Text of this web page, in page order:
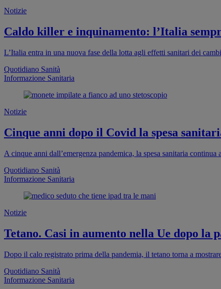
Notizie
Caldo killer e inquinamento: l’Italia
L’Italia entra in una nuova fase della lotta agli effetti sanitari dei
Quotidiano Sanità
Informazione Sanitaria
Notizie
Cinque anni dopo il Covid la spesa
A cinque anni dall’emergenza pandemica, la spesa sanitaria
Quotidiano Sanità
Informazione Sanitaria
Notizie
Tetano. Casi in aumento nella Ue dopo la
Dopo il calo registrato prima della pandemia, il tetano torna a
Quotidiano Sanità
Informazione Sanitaria